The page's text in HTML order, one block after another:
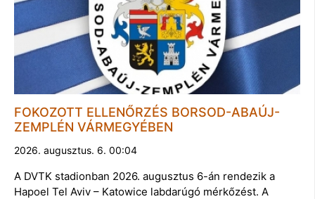
FOKOZOTT ELLENŐRZÉS BORSOD-ABAÚJ-
ZEMPLÉN VÁRMEGYÉBEN
2026. augusztus. 6. 00:04
A DVTK stadionban 2026. augusztus 6-án rendezik a
Hapoel Tel Aviv – Katowice labdarúgó mérkőzést. A